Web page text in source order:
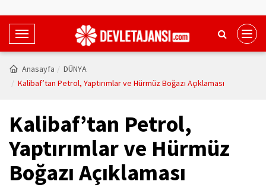
T
o
g
g
N
v
g
Anasayfa
DÜNYA
Kalibaf’tan Petrol, Yaptırımlar ve Hürmüz Boğazı Açıklaması
Kalibaf’tan Petrol,
Yaptırımlar ve Hürmüz
Boğazı Açıklaması